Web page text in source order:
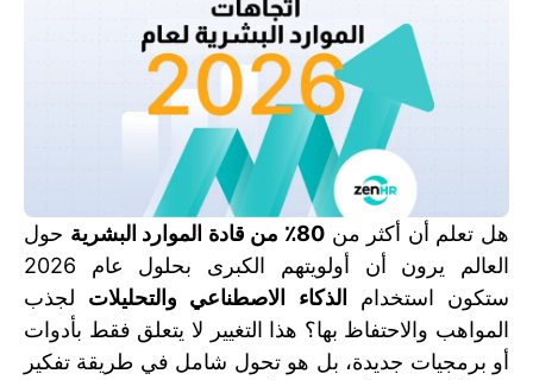
هل تعلم أن أكثر من 80٪ من قادة الموارد البشرية
حول
العالم يرون أن أولويتهم الكبرى بحلول عام 2026
ستكون استخدام
الذكاء الاصطناعي والتحليلات لجذب
المواهب والاحتفاظ بها؟ هذا التغيير لا يتعلق فقط بأدوات
أو برمجيات جديدة، بل هو تحول شامل في طريقة تفكير